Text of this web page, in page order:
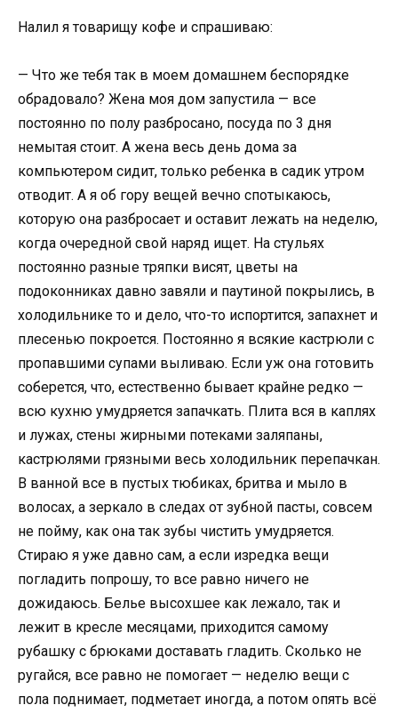
Налил я товарищу кофе и спрашиваю:
— Что же тебя так в моем домашнем беспорядке
обрадовало? Жена моя дом запустила — все
постоянно по полу разбросано, посуда по 3 дня
немытая стоит. А жена весь день дома за
компьютером сидит, только ребенка в садик утром
отводит. А я об гору вещей вечно спотыкаюсь,
которую она разбросает и оставит лежать на неделю,
когда очередной свой наряд ищет. На стульях
постоянно разные тряпки висят, цветы на
подоконниках давно завяли и паутиной покрылись, в
холодильнике то и дело, что-то испортится, запахнет и
плесенью покроется. Постоянно я всякие кастрюли с
пропавшими супами выливаю. Если уж она готовить
соберется, что, естественно бывает крайне редко —
всю кухню умудряется запачкать. Плита вся в каплях
и лужах, стены жирными потеками заляпаны,
кастрюлями грязными весь холодильник перепачкан.
В ванной все в пустых тюбиках, бритва и мыло в
волосах, а зеркало в следах от зубной пасты, совсем
не пойму, как она так зубы чистить умудряется.
Стираю я уже давно сам, а если изредка вещи
погладить попрошу, то все равно ничего не
дожидаюсь. Белье высохшее как лежало, так и
лежит в кресле месяцами, приходится самому
рубашку с брюками доставать гладить. Сколько не
ругайся, все равно не помогает — неделю вещи с
пола поднимает, подметает иногда, а потом опять всё